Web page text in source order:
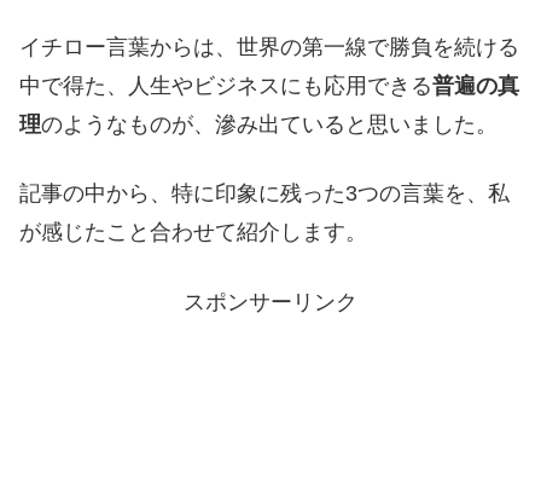
イチロー言葉からは、世界の第一線で勝負を続ける
中で得た、人生やビジネスにも応用できる普遍の真
理のようなものが、滲み出ていると思いました。
記事の中から、特に印象に残った3つの言葉を、私
が感じたこと合わせて紹介します。
スポンサーリンク